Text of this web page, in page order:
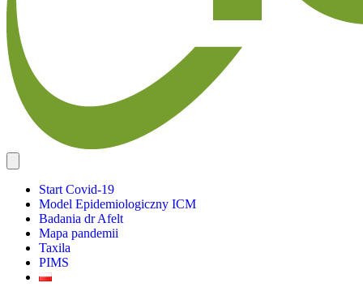
Start Covid-19
Model Epidemiologiczny ICM
Badania dr Afelt
Mapa pandemii
Taxila
PIMS